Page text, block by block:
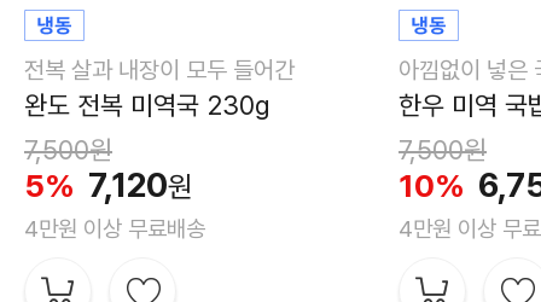
전복 살과 내장이 모두 들어간
완도 전복 미역국 230g
7,500원
5% 7,120원
4만원 이상 무료배송
아낌없이 넣은
한우 미역
7,500원
10%
4만원 이상 무